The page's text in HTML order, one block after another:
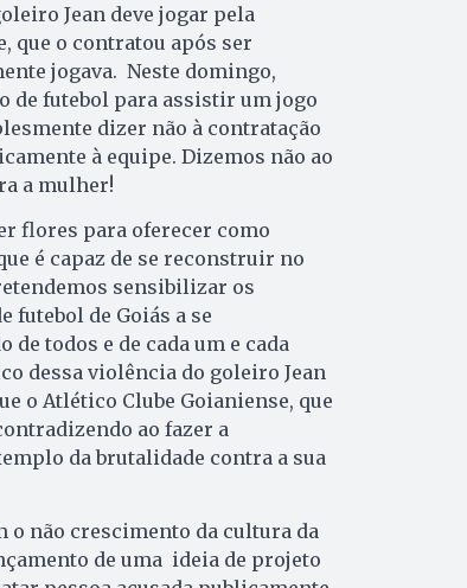
Jean deve jogar pela
que o contratou após ser
jogava. Neste domingo,
de futebol para assistir um jogo
dizer não à contratação
à equipe. Dizemos não ao
a mulher!
flores para oferecer como
é capaz de se reconstruir no
sensibilizar os
futebol de Goiás a se
todos e de cada um e cada
dessa violência do goleiro Jean
o Atlético Clube Goianiense, que
ao fazer a
da brutalidade contra a sua
o não crescimento da cultura da
de uma ideia de projeto